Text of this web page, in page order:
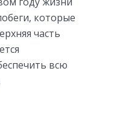
которые
часть
всю